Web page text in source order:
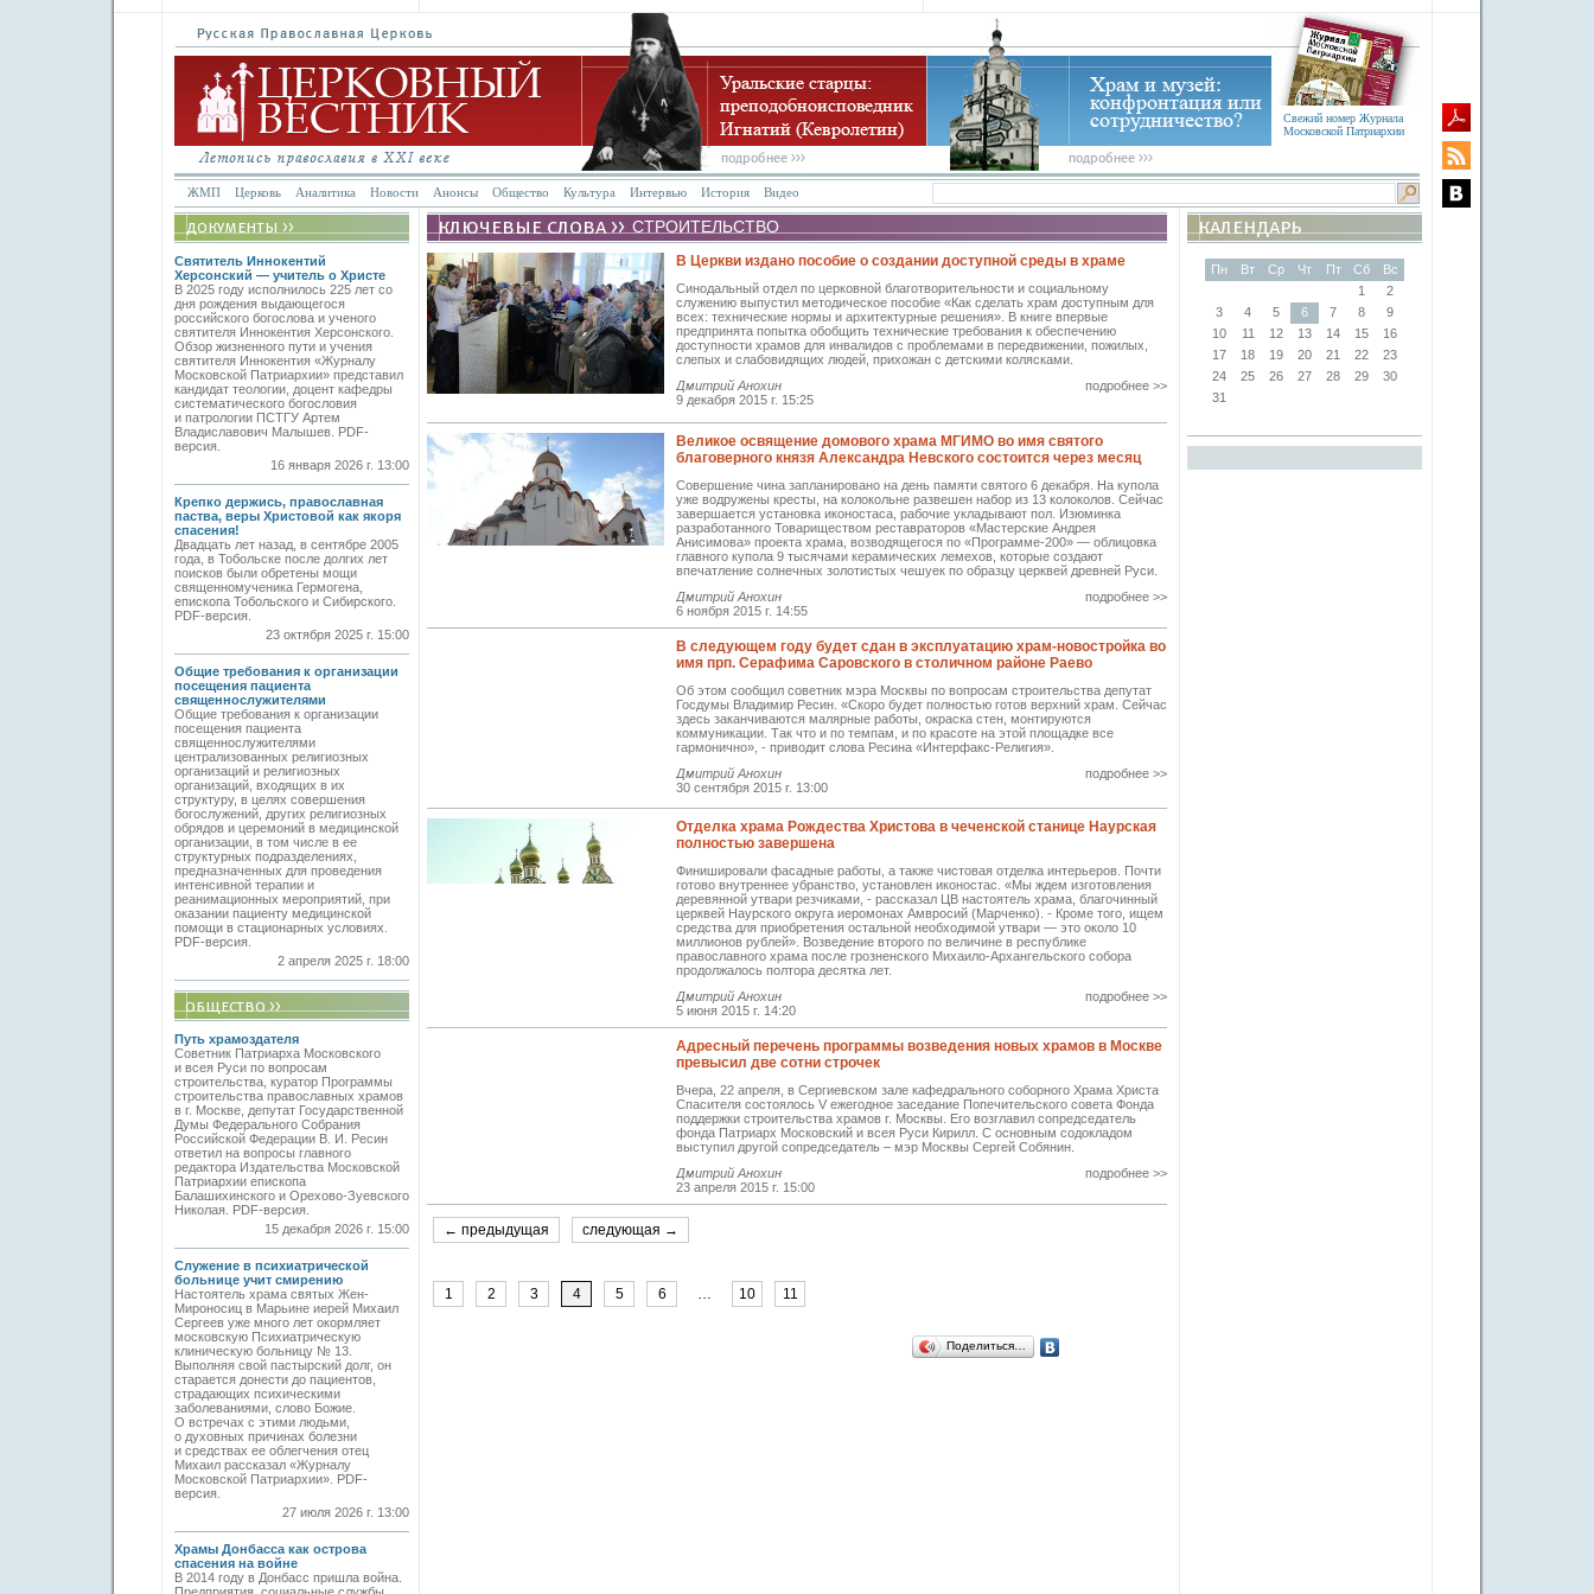
Свежий номер Журнала
Московской Патриархии
ЖМП Церковь Аналитика Новости Анонсы Общество Культура Интервью История Видео
Святитель Иннокентий
Херсонский — учитель о Христе
В 2025 году исполнилось 225 лет со
дня рождения выдающегося
российского богослова и ученого
святителя Иннокентия Херсонского.
Обзор жизненного пути и учения
святителя Иннокентия «Журналу
Московской Патриархии» представил
кандидат теологии, доцент кафедры
систематического богословия
и патрологии ПСТГУ Артем
Владиславович Малышев. PDF-
версия.
16 января 2026 г. 13:00
Крепко держись, православная
паства, веры Христовой как якоря
спасения!
Двадцать лет назад, в сентябре 2005
года, в Тобольске после долгих лет
поисков были обретены мощи
священномученика Гермогена,
епископа Тобольского и Сибирского.
PDF-версия.
23 октября 2025 г. 15:00
Общие требования к организации
посещения пациента
священнослужителями
Общие требования к организации
посещения пациента
священнослужителями
централизованных религиозных
организаций и религиозных
организаций, входящих в их
структуру, в целях совершения
богослужений, других религиозных
обрядов и церемоний в медицинской
организации, в том числе в ее
структурных подразделениях,
предназначенных для проведения
интенсивной терапии и
реанимационных мероприятий, при
оказании пациенту медицинской
помощи в стационарных условиях.
PDF-версия.
2 апреля 2025 г. 18:00
Путь храмоздателя
Советник Патриарха Московского
и всея Руси по вопросам
строительства, куратор Программы
строительства православных храмов
в г. Москве, депутат Государственной
Думы Федерального Собрания
Российской Федерации В. И. Ресин
ответил на вопросы главного
редактора Издательства Московской
Патриархии епископа
Балашихинского и Орехово-Зуевского
Николая. PDF-версия.
15 декабря 2026 г. 15:00
Служение в психиатрической
больнице учит смирению
Настоятель храма святых Жен-
Мироносиц в Марьине иерей Михаил
Сергеев уже много лет окормляет
московскую Психиатрическую
клиническую больницу № 13.
Выполняя свой пастырский долг, он
старается донести до пациентов,
страдающих психическими
заболеваниями, слово Божие.
О встречах с этими людьми,
о духовных причинах болезни
и средствах ее облегчения отец
Михаил рассказал «Журналу
Московской Патриархии». PDF-
версия.
27 июля 2026 г. 13:00
Храмы Донбасса как острова
спасения на войне
В 2014 году в Донбасс пришла война.
СТРОИТЕЛЬСТВО
В Церкви издано пособие о создании доступной среды в храме
Синодальный отдел по церковной благотворительности и социальному
служению выпустил методическое пособие «Как сделать храм доступным для
всех: технические нормы и архитектурные решения». В книге впервые
предпринята попытка обобщить технические требования к обеспечению
доступности храмов для инвалидов с проблемами в передвижении, пожилых,
слепых и слабовидящих людей, прихожан с детскими колясками.
Дмитрий Анохин
9 декабря 2015 г. 15:25
подробнее >>
Великое освящение домового храма МГИМО во имя святого
благоверного князя Александра Невского состоится через месяц
Совершение чина запланировано на день памяти святого 6 декабря. На купола
уже водружены кресты, на колокольне развешен набор из 13 колоколов. Сейчас
завершается установка иконостаса, рабочие укладывают пол. Изюминка
разработанного Товариществом реставраторов «Мастерские Андрея
Анисимова» проекта храма, возводящегося по «Программе-200» — облицовка
главного купола 9 тысячами керамических лемехов, которые создают
впечатление солнечных золотистых чешуек по образцу церквей древней Руси.
Дмитрий Анохин
6 ноября 2015 г. 14:55
подробнее >>
В следующем году будет сдан в эксплуатацию храм-новостройка во
имя прп. Серафима Саровского в столичном районе Раево
Об этом сообщил советник мэра Москвы по вопросам строительства депутат
Госдумы Владимир Ресин. «Скоро будет полностью готов верхний храм. Сейчас
здесь заканчиваются малярные работы, окраска стен, монтируются
коммуникации. Так что и по темпам, и по красоте на этой площадке все
гармонично», - приводит слова Ресина «Интерфакс-Религия».
Дмитрий Анохин
30 сентября 2015 г. 13:00
подробнее >>
Отделка храма Рождества Христова в чеченской станице Наурская
полностью завершена
Финишировали фасадные работы, а также чистовая отделка интерьеров. Почти
готово внутреннее убранство, установлен иконостас. «Мы ждем изготовления
деревянной утвари резчиками, - рассказал ЦВ настоятель храма, благочинный
церквей Наурского округа иеромонах Амвросий (Марченко). - Кроме того, ищем
средства для приобретения остальной необходимой утвари — это около 10
миллионов рублей». Возведение второго по величине в республике
православного храма после грозненского Михаило-Архангельского собора
продолжалось полтора десятка лет.
Дмитрий Анохин
5 июня 2015 г. 14:20
подробнее >>
Адресный перечень программы возведения новых храмов в Москве
превысил две сотни строчек
Вчера, 22 апреля, в Сергиевском зале кафедрального соборного Храма Христа
Спасителя состоялось V ежегодное заседание Попечительского совета Фонда
поддержки строительства храмов г. Москвы. Его возглавил сопредседатель
фонда Патриарх Московский и всея Руси Кирилл. С основным содокладом
выступил другой сопредседатель – мэр Москвы Сергей Собянин.
Дмитрий Анохин
23 апреля 2015 г. 15:00
подробнее >>
← предыдущая следующая →
1 2 3 4 5 6 … 10 11
Поделиться…
Пн Вт Ср Чт Пт Сб
Вс
1
2
3
4 5 6 7 8
9
10
11 12 13 14 15
16
17
18 19 20 21 22
23
24
25 26 27 28 29
30
31